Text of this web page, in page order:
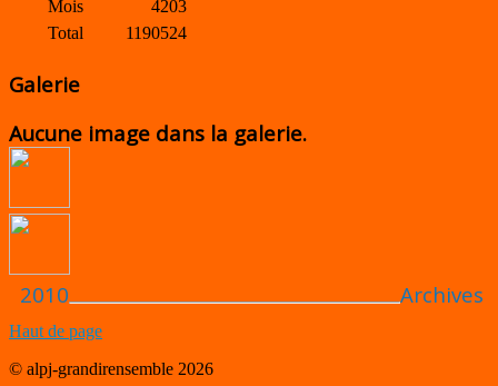
Mois
Total
4203
1190524
Galerie
Aucune image dans la galerie.
2010 Archives
Haut de page
© alpj-grandirensemble 2026